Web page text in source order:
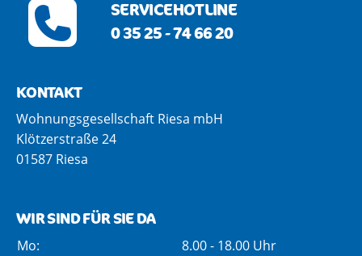
SERVICEHOTLINE
0 35 25 - 74 66 20
KONTAKT
Wohnungsgesellschaft Riesa mbH
Klötzerstraße 24
01587 Riesa
WIR SIND FÜR SIE DA
Mo:
8.00 - 18.00 Uhr